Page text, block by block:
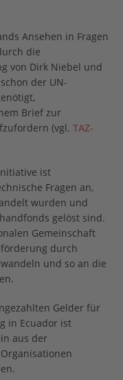
Ansehen in Fragen
die
von Dirk Niebel und
der UN-
Brief zur
(vgl. TAZ-
ist
Fragen an,
wurden und
gelöst sind.
Gemeinschaft
durch
und so an die
Gelder für
in Ecuador ist
aus der